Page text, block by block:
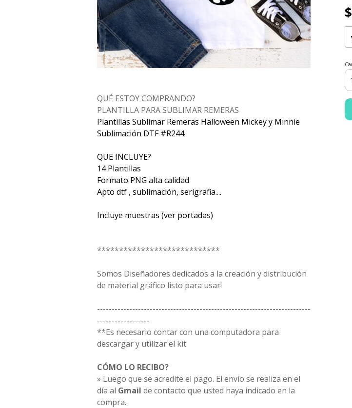
QUÉ ESTOY COMPRANDO?
PLANTILLA PARA SUBLIMAR REMERAS
Plantillas Sublimar Remeras Halloween Mickey y Minnie
Sublimación DTF #R244
QUE INCLUYE?
14 Plantillas
Formato PNG alta calidad
Apto dtf , sublimación, serigrafia....
Incluye muestras (ver portadas)
****************************
Somos Diseñadores dedicados a la creación y distribución
de material gráfico listo para usar!
-------------------------------------------------------------------------
------------------
**Es necesario contar con una computadora para
descargar y utilizar el kit
CÓMO LO RECIBO?
» Luego que se acredite el pago. El envío se realiza en el
día al Gmail de contacto que usted haya indicado en la
compra.